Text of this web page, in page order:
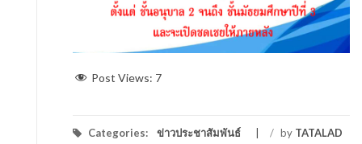
Post Views: 7
Categories: ข่าวประชาสัมพันธ์ / by TATALAD